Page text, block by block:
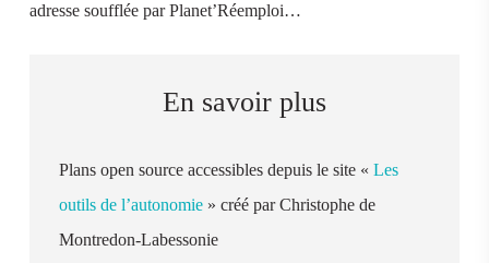
adresse soufflée par Planet’Réemploi…
En savoir plus
Plans open source accessibles depuis le site « Les
outils de l’autonomie» créé par Christophe de
Montredon-Labessonie